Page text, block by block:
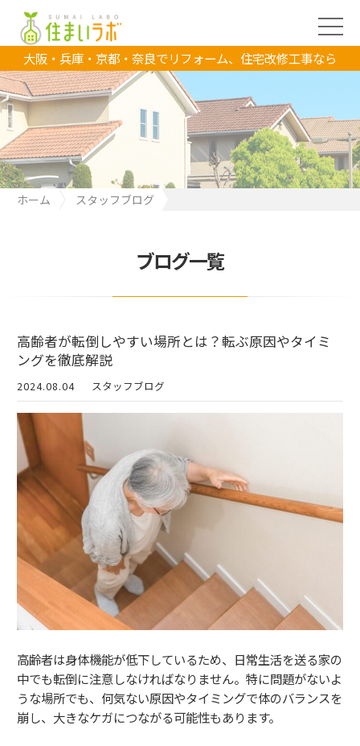
大阪・兵庫・京都・奈良でリフォーム、住宅改修工事なら
ホーム
スタッフブログ
ブログ一覧
高齢者が転倒しやすい場所とは？転ぶ原因やタイミ
ングを徹底解説
2024.08.04 スタッフブログ
高齢者は身体機能が低下しているため、日常生活を送る家の
中でも転倒に注意しなければなりません。特に問題がないよ
うな場所でも、何気ない原因やタイミングで体のバランスを
崩し、大きなケガにつながる可能性もあります。